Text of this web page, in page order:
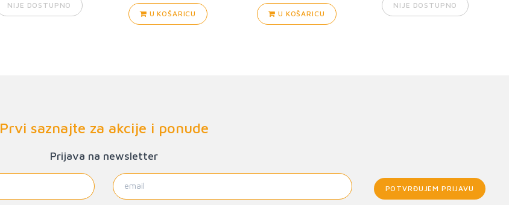
NIJE DOSTUPNO
U KOŠARICU U KOŠARICU
NIJE DOSTUPNO
Prvi saznajte za akcije i ponude
Prijava na newsletter
POTVRĐUJEM PRIJAVU